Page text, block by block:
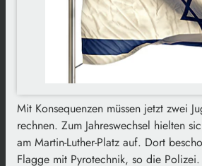
Mit Konsequenzen müssen jetzt zwei
rechnen. Zum Jahreswechsel hielten
am Martin-Luther-Platz auf. Dort
Flagge mit Pyrotechnik, so die